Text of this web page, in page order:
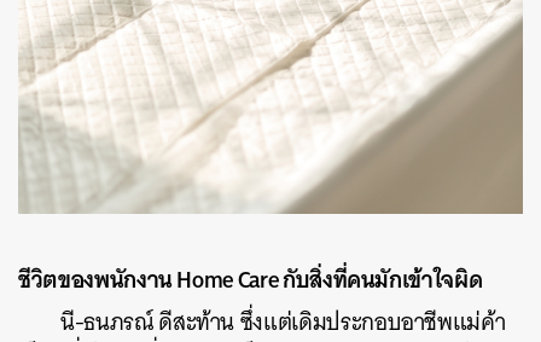
ชีวิตของพนักงาน Home Care กับสิ่งที่คนมักเข้าใจผิด
นี-ธนภรณ์ ดีสะท้าน ซึ่งแต่เดิมประกอบอาชีพแม่ค้า